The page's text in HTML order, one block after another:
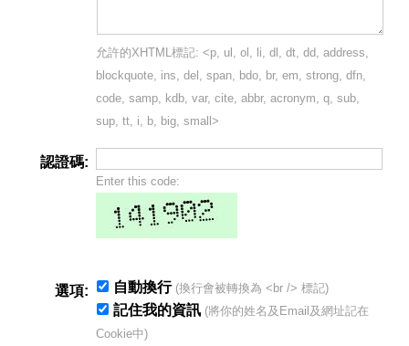
允許的XHTML標記: <p, ul, ol, li, dl, dt, dd, address,
blockquote, ins, del, span, bdo, br, em, strong, dfn,
code, samp, kdb, var, cite, abbr, acronym, q, sub,
sup, tt, i, b, big, small>
認證碼:
Enter this code:
選項: 自動換行 (換行會被轉換為 <br /> 標記)
記住我的資訊 (將你的姓名及Email及網址記在
Cookie中)